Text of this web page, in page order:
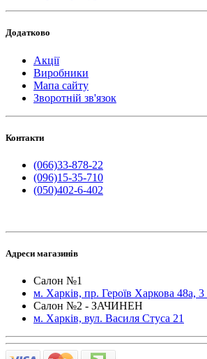
Додатково
Акції
Виробники
Мапа сайту
Зворотній зв'язок
Контакти
(066)33-878-22
(096)15-35-710
(050)402-6-402
Адреси магазинів
Салон №1
м. Харків, пр. Героїв Харкова 48а, 3
Салон №2 - ЗАЧИНЕН
м. Харків, вул. Василя Стуса 21